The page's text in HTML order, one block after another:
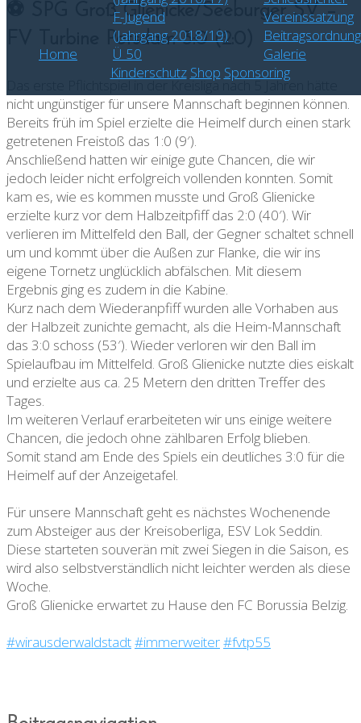
Home
F-Jugend
(Jahrgang 2018/19)
Ü 50
Vereinssatzung
Beitragsordnung
Galerie
Kinderschutz Shop Sponsoring
⚽ SPG Groß Glienicke/Seeburger SV –
FV Turbine Potsdam 3:0 (2:0)
Das erste Pflichtspiel in der Kreisliga nach 5 Jahren hätte
nicht ungünstiger für unsere Mannschaft beginnen können.
Bereits früh im Spiel erzielte die Heimelf durch einen stark
getretenen Freistoß das 1:0 (9′).
Anschließend hatten wir einige gute Chancen, die wir
jedoch leider nicht erfolgreich vollenden konnten. Somit
kam es, wie es kommen musste und Groß Glienicke
erzielte kurz vor dem Halbzeitpfiff das 2:0 (40′). Wir
verlieren im Mittelfeld den Ball, der Gegner schaltet schnell
um und kommt über die Außen zur Flanke, die wir ins
eigene Tornetz unglücklich abfälschen. Mit diesem
Ergebnis ging es zudem in die Kabine.
Kurz nach dem Wiederanpfiff wurden alle Vorhaben aus
der Halbzeit zunichte gemacht, als die Heim-Mannschaft
das 3:0 schoss (53′). Wieder verloren wir den Ball im
Spielaufbau im Mittelfeld. Groß Glienicke nutzte dies eiskalt
und erzielte aus ca. 25 Metern den dritten Treffer des
Tages.
Im weiteren Verlauf erarbeiteten wir uns einige weitere
Chancen, die jedoch ohne zählbaren Erfolg blieben.
Somit stand am Ende des Spiels ein deutliches 3:0 für die
Heimelf auf der Anzeigetafel.
Für unsere Mannschaft geht es nächstes Wochenende
zum Absteiger aus der Kreisoberliga, ESV Lok Seddin.
Diese starteten souverän mit zwei Siegen in die Saison, es
wird also selbstverständlich nicht leichter werden als diese
Woche.
Groß Glienicke erwartet zu Hause den FC Borussia Belzig.
#wirausderwaldstadt#immerweiter#fvtp55